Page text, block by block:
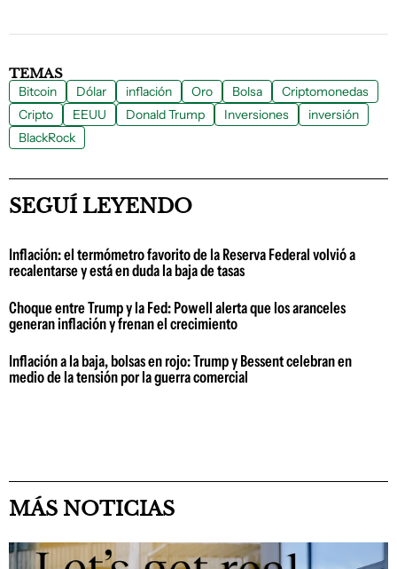
TEMAS
Bitcoin Dólar inflación Oro Bolsa
Criptomonedas
Cripto
EEUU Donald Trump Inversiones
inversión
BlackRock
SEGUÍ LEYENDO
Inflación: el termómetro favorito de la Reserva Federal volvió a
recalentarse y está en duda la baja de tasas
Choque entre Trump y la Fed: Powell alerta que los aranceles
generan inflación y frenan el crecimiento
Inflación a la baja, bolsas en rojo: Trump y Bessent celebran en
medio de la tensión por la guerra comercial
MÁS NOTICIAS